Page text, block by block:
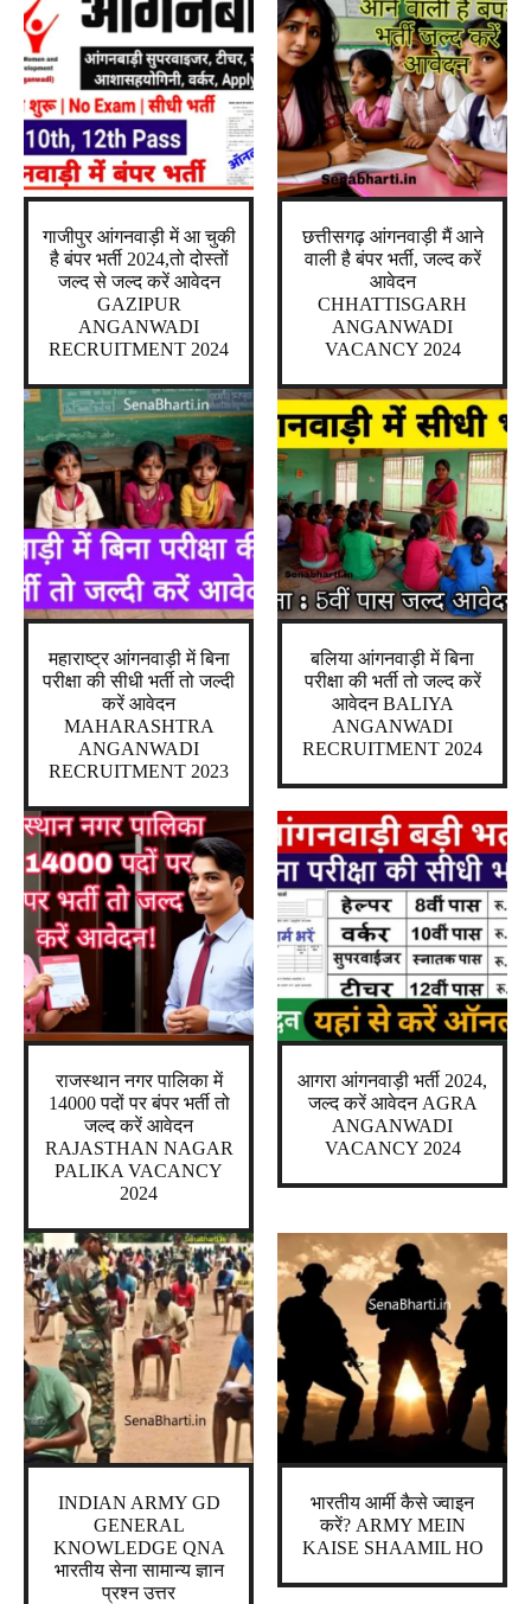
गाजीपुर आंगनवाड़ी में आ चुकी
है बंपर भर्ती 2024,तो दोस्तों
जल्द से जल्द करें आवेदन
GAZIPUR
ANGANWADI
RECRUITMENT 2024
छत्तीसगढ़ आंगनवाड़ी मैं आने
वाली है बंपर भर्ती, जल्द करें
आवेदन
CHHATTISGARH
ANGANWADI
VACANCY 2024
महाराष्ट्र आंगनवाड़ी में बिना
परीक्षा की सीधी भर्ती तो जल्दी
करें आवेदन
MAHARASHTRA
ANGANWADI
RECRUITMENT 2023
बलिया आंगनवाड़ी में बिना
परीक्षा की भर्ती तो जल्द करें
आवेदन BALIYA
ANGANWADI
RECRUITMENT 2024
राजस्थान नगर पालिका में
14000 पदों पर बंपर भर्ती तो
जल्द करें आवेदन
RAJASTHAN NAGAR
PALIKA VACANCY
2024
आगरा आंगनवाड़ी भर्ती 2024,
जल्द करें आवेदन AGRA
ANGANWADI
VACANCY 2024
INDIAN ARMY GD
GENERAL
KNOWLEDGE QNA
भारतीय सेना सामान्य ज्ञान
प्रश्न उत्तर
भारतीय आर्मी कैसे ज्वाइन
करें? ARMY MEIN
KAISE SHAAMIL HO